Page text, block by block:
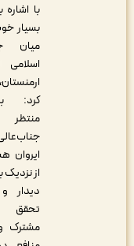
با اشاره به سطح
بسیار خوب روابط
میان جمهوری
اسلامی ایران و
ارمنستان، تأکید
کرد: بی‌صبرانه
منتظر سفر
جناب‌عالی به
ایروان هستیم تا
از نزدیک با یکدیگر
دیدار و درباره
تحقق اهداف
مشترک و تأمین